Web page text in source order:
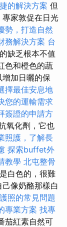
的解決方案 但
家敦促在日光
勢，打造自然
務解決方案 台
缺乏根本不值
色和橙色的蔬
加日曬的保
擇最佳安息地
您的運輸需求
簽證的申請方
氧化劑，它也
照護，了解長
探索buffet外
教學 北屯整骨
白色的，很難
像奶酪那樣白
照的常見問題
專業方案 找專
茄紅素自然可